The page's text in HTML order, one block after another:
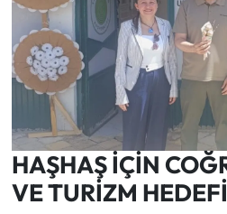
HAŞHAŞ İÇİN
VE TURİZM HEDEFİ